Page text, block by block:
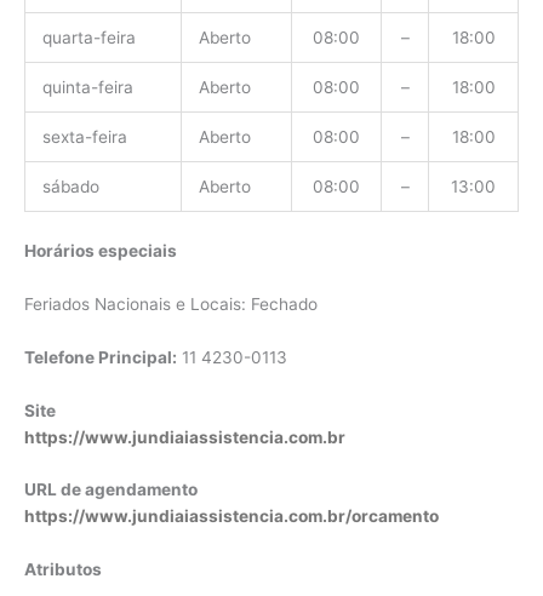
quarta-feira Aberto 08:00 – 18:00
quinta-feira Aberto 08:00 – 18:00
sexta-feira Aberto 08:00 – 18:00
sábado Aberto 08:00 – 13:00
Horários especiais
Feriados Nacionais e Locais: Fechado
Telefone Principal: 11 4230-0113
Site
https://www.jundiaiassistencia.com.br
URL de agendamento
https://www.jundiaiassistencia.com.br/orcamento
Atributos